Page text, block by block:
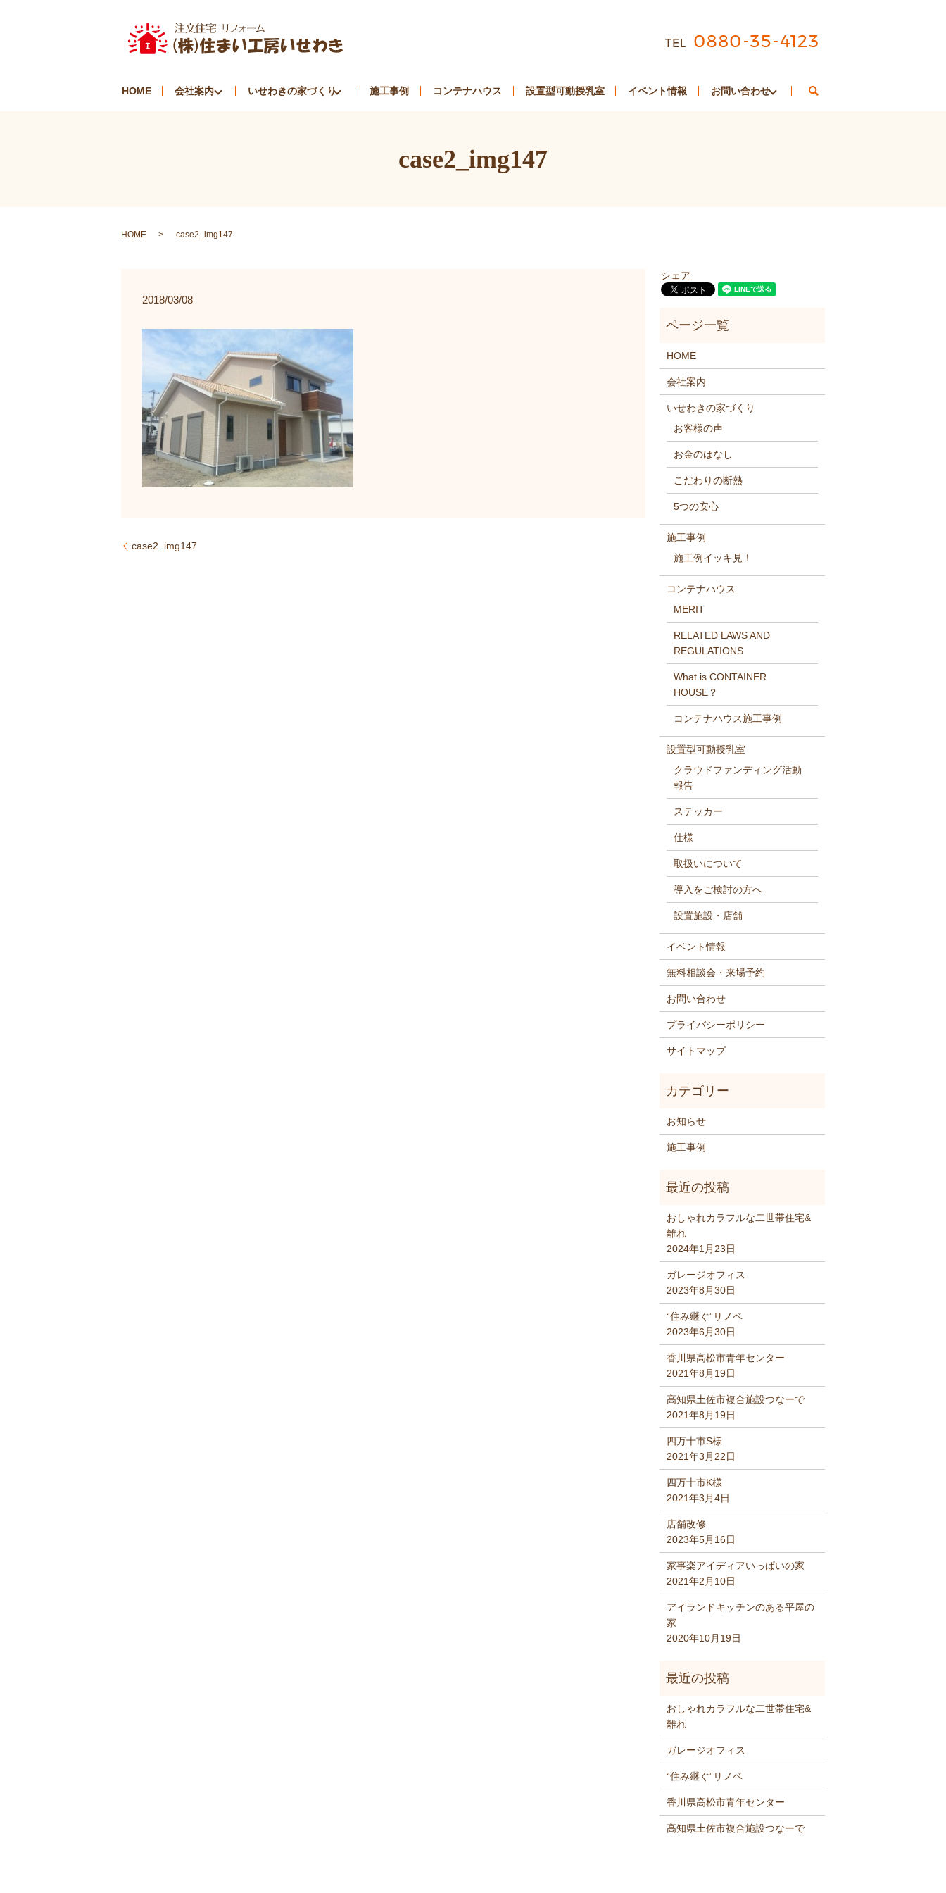
HOME 会社案内 いせわきの家づくり 施工事例 コンテナハウス 設置型可動授乳室 イベント情報 お問い合わせ
case2_img147
HOME case2_img147
2018/03/08
case2_img147
シェア
HOME
会社案内
いせわきの家づくり
お客様の声
お金のはなし
こだわりの断熱
5つの安心
施工事例
施工例イッキ見！
コンテナハウス
MERIT
RELATED LAWS AND
REGULATIONS
What is CONTAINER
HOUSE？
コンテナハウス施工事例
設置型可動授乳室
クラウドファンディング活動
報告
ステッカー
仕様
取扱いについて
導入をご検討の方へ
設置施設・店舗
イベント情報
無料相談会・来場予約
お問い合わせ
プライバシーポリシー
サイトマップ
お知らせ
施工事例
おしゃれカラフルな二世帯住宅&
離れ
2024年1月23日
ガレージオフィス
2023年8月30日
“住み継ぐ”リノベ
2023年6月30日
香川県高松市青年センター
2021年8月19日
高知県土佐市複合施設つなーで
2021年8月19日
四万十市S様
2021年3月22日
四万十市K様
2021年3月4日
店舗改修
2023年5月16日
家事楽アイディアいっぱいの家
2021年2月10日
アイランドキッチンのある平屋の
家
2020年10月19日
おしゃれカラフルな二世帯住宅&
離れ
ガレージオフィス
“住み継ぐ”リノベ
香川県高松市青年センター
高知県土佐市複合施設つなーで